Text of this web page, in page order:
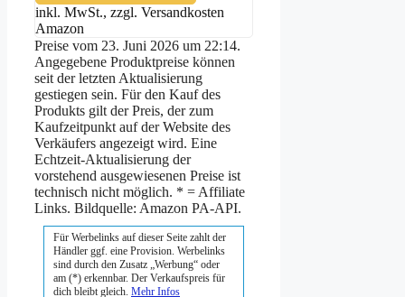
inkl. MwSt., zzgl. Versandkosten
Amazon
Preise vom 23. Juni 2026 um 22:14.
Angegebene Produktpreise können
seit der letzten Aktualisierung
gestiegen sein. Für den Kauf des
Produkts gilt der Preis, der zum
Kaufzeitpunkt auf der Website des
Verkäufers angezeigt wird. Eine
Echtzeit-Aktualisierung der
vorstehend ausgewiesenen Preise ist
technisch nicht möglich. * = Affiliate
Links. Bildquelle: Amazon PA-API.
Für Werbelinks auf dieser Seite zahlt der
Händler ggf. eine Provision. Werbelinks
sind durch den Zusatz „Werbung“ oder
am (*) erkennbar. Der Verkaufspreis für
dich bleibt gleich. Mehr Infos